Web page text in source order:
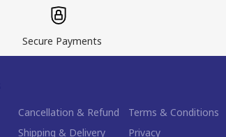
Secure Payments
Cancellation & Refund
Terms & Conditions
Shipping & Delivery Privacy